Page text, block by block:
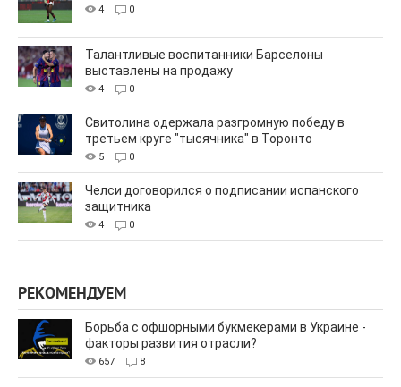
4 0
Талантливые воспитанники Барселоны
выставлены на продажу
4 0
Свитолина одержала разгромную победу в
третьем круге "тысячника" в Торонто
5 0
Челси договорился о подписании испанского
защитника
4 0
РЕКОМЕНДУЕМ
Борьба с офшорными букмекерами в Украине -
факторы развития отрасли?
657 8